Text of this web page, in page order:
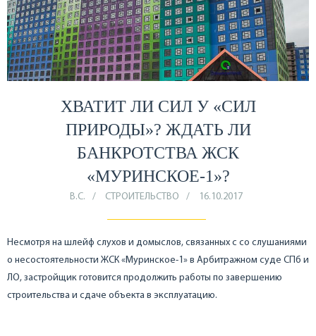
ХВАТИТ ЛИ СИЛ У «СИЛ
ПРИРОДЫ»? ЖДАТЬ ЛИ
БАНКРОТСТВА ЖСК
«МУРИНСКОЕ-1»?
В.С. СТРОИТЕЛЬСТВО 16.10.2017
Несмотря на шлейф слухов и домыслов, связанных с со слушаниями
о несостоятельности ЖСК «Муринское-1» в Арбитражном суде СПб и
ЛО, застройщик готовится продолжить работы по завершению
строительства и сдаче объекта в эксплуатацию.